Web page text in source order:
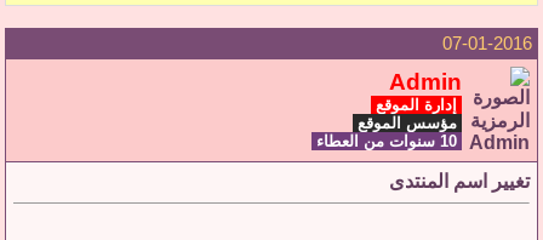
07-01-2016
Admin
إدارة الموقع
مؤسس الموقع
تغيير اسم المنتدى